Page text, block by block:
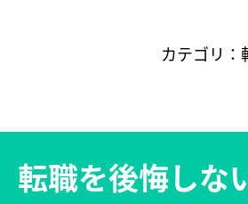
カテゴリ：
転職を後悔しな